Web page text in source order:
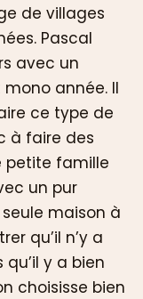
de villages
Pascal
avec un
année. Il
ce type de
à faire des
petite famille
un pur
maison à
qu’il n’y a
y a bien
choisisse bien